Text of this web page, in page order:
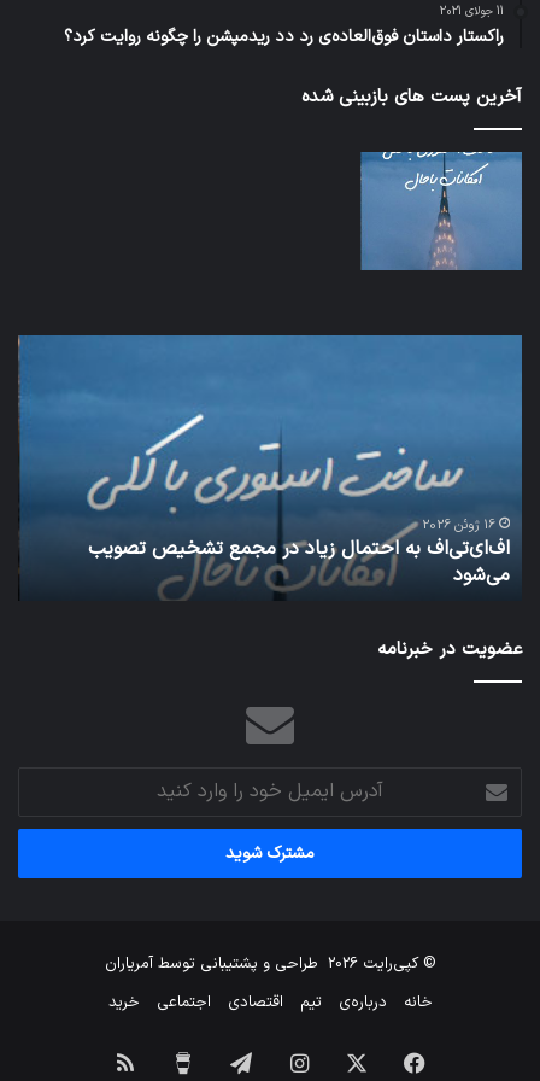
11 جولای 2021
راکستار داستان فوق‌العاده‌ی رد دد ریدمپشن را چگونه روایت کرد؟
آخرین پست های بازبینی شده
تصویب
می‌شود
16 ژوئن 2026
اف‌ای‌تی‌اف به احتمال زیاد در مجمع تشخیص تصویب
می‌شود
عضویت در خبرنامه
آدرس
ایمیل
خود
وارد
© کپی‌رایت 2026 طراحی و پشتیبانی توسطآمریاران
خانه
درباره‌ی تیم اقتصادی اجتماعی خرید
فیس اینستاگرامتلگرام خوراک